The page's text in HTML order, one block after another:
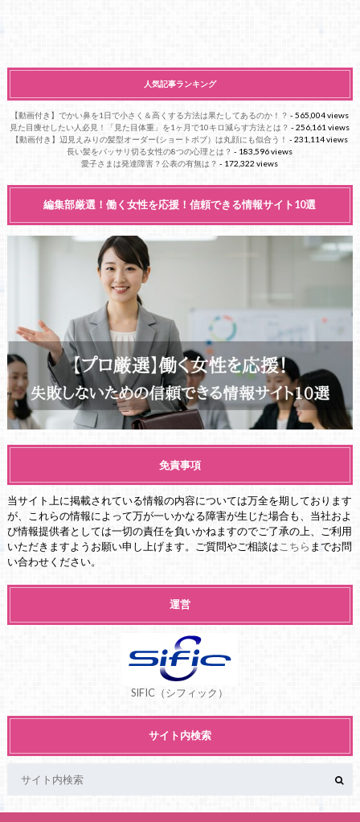
人気記事ランキング
【動画付き】でかい鼻を1日で小さく＆高くする方法は果たしてあるのか！？ - 565,004 views
見た目痩せしたい人必見！「見た目体重」を1ヶ月で10キロ減らす方法とは？ - 256,161 views
【動画付き】辺見えみりの髪型オーダー(ショートボブ）は丸顔にも似合う！ - 231,114 views
長い髪をバッサリ切る女性の8つの心理とは？ - 183,596 views
愛子さまは発達障害？公表の有無は？ - 172,322 views
編集部厳選！働く女性を応援！信頼できる情報サイト10選
免責事項
当サイト上に掲載されている情報の内容については万全を期しております
が、これらの情報によって万が一いかなる障害が生じた場合も、当社およ
び情報提供者としては一切の責任を負いかねますのでご了承の上、ご利用
いただきますようお願い申し上げます。ご質問やご相談は こちら までお問
い合わせください。
運営
SIFIC（シフィック）
サイト内検索